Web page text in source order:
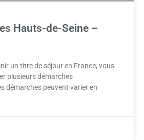
Hauts-de-Seine –
un titre de séjour en France, vous
plusieurs démarches
démarches peuvent varier en